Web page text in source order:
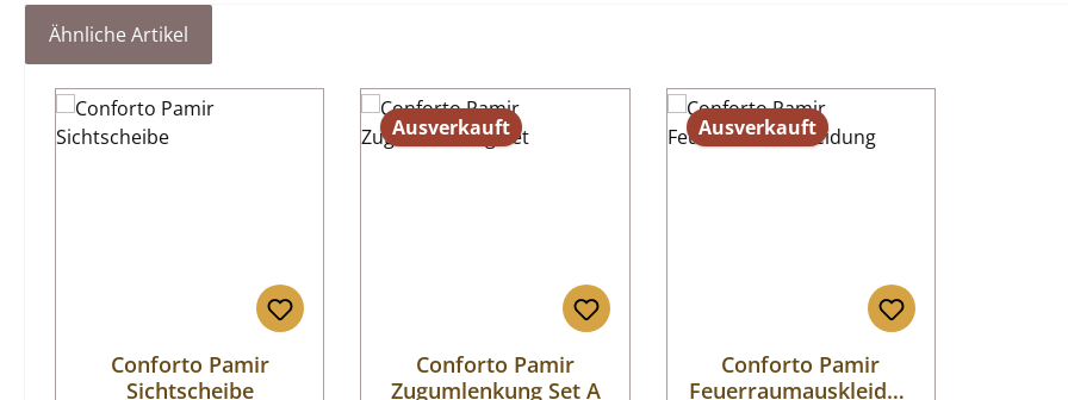
Ähnliche Artikel
Produktgalerie überspringen
Conforto Pamir
Sichtscheibe
Ausverkauft
Conforto Pamir
Zugumlenkung Set A
Ausverkauft
Conforto Pamir
Feuerraumauskleidun